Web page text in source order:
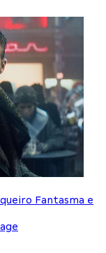
Fantasma e